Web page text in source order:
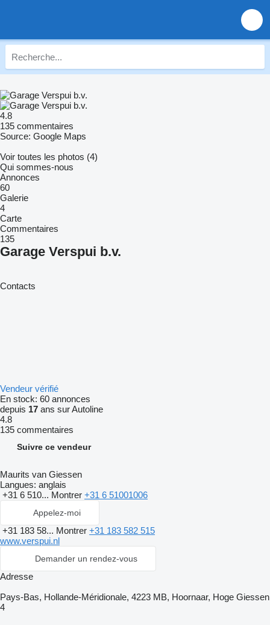
4.8
135 commentaires
Source: Google Maps
Voir toutes les photos (4)
Qui sommes-nous
Annonces
60
Galerie
4
Carte
Commentaires
135
Garage Verspui b.v.
Contacts
Vendeur vérifié
En stock: 60 annonces
depuis 17 ans sur Autoline
4.8
135 commentaires
Suivre ce vendeur
Maurits van Giessen
Langues: anglais
+31 6 510... Montrer +31 6 51001006
Appelez-moi
+31 183 58... Montrer +31 183 582 515
www.verspui.nl
Demander un rendez-vous
Adresse
Pays-Bas, Hollande-Méridionale, 4223 MB, Hoornaar, Hoge Giessen
4